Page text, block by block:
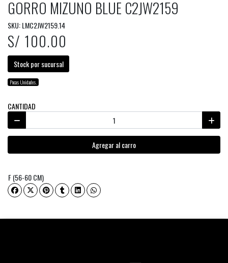
GORRO MIZUNO BLUE C2JW2159
SKU: LMC2JW2159.14
S/ 100.00
Stock por sucursal
Pocas Unidades.
CANTIDAD
Agregar al carro
F (56-60 CM)